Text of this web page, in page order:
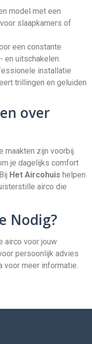
model met een
slaapkamers of
een constante
en uitschakelen.
installatie
trillingen en geluiden
over
maakten zijn voorbij.
je dagelijks comfort
Het Aircohuis helpen
airco die
Nodig?
airco voor jouw
persoonlijk advies
voor meer informatie.